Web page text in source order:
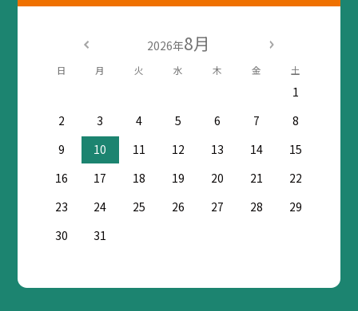
2026年8月
日 月 火 水 木 金 土
1
2
3 4 5 6 7
8
9
10 11 12 13 14
15
16
17 18 19 20 21
22
23
24 25 26 27 28
29
30
31